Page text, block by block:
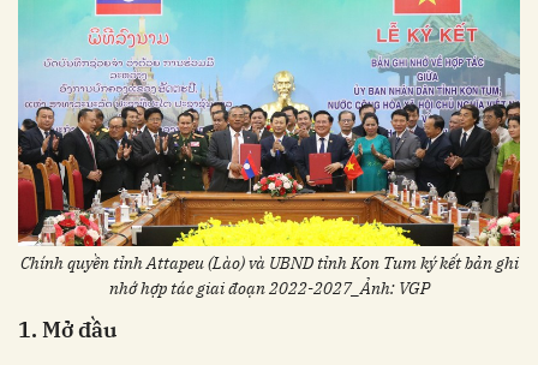
Chính quyền tỉnh Attapeu (Lào) và UBND tỉnh Kon Tum ký kết bản ghi
nhớ hợp tác giai đoạn 2022-2027_Ảnh: VGP
1. Mở đầu